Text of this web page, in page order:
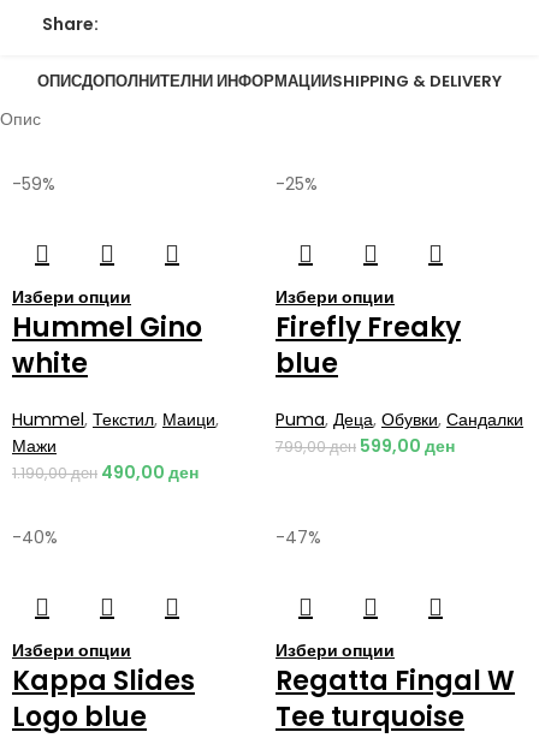
Share:
ОПИСДОПОЛНИТЕЛНИ ИНФОРМАЦИИSHIPPING & DELIVERY
Опис
-59%
Избери опции
Hummel Gino
white
Hummel, Текстил, Маици,
Мажи
1.190,00ден 490,00 ден
-25%
Избери опции
Firefly Freaky
blue
Puma, Деца, Обувки, Сандалки
799,00ден 599,00 ден
-40%
Избери опции
Kappa Slides
Logo blue
-47%
Избери опции
Regatta Fingal W
Tee turquoise